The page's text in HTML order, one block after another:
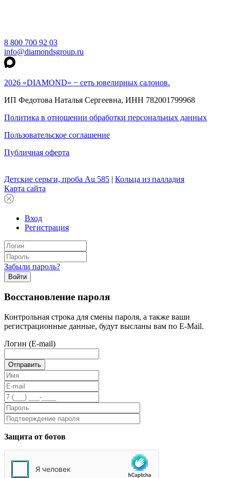
8 800 700 92 03
info@diamondsgroup.ru
2026 «DIAMOND» − сеть ювелирных салонов.
ИП Федотова Наталья Сергеевна, ИНН 782001799968
Политика в отношении обработки персональных данных
Пользовательское соглашение
Публичная оферта
Детские серьги, проба Au 585 | Кольца из палладия
Карта сайта
Вход
Регистрация
Забыли пароль?
Войти
Восстановление пароля
Контрольная строка для смены пароля, а также ваши
регистрационные данные, будут высланы вам по E-Mail.
Логин (E-mail)
Защита от ботов